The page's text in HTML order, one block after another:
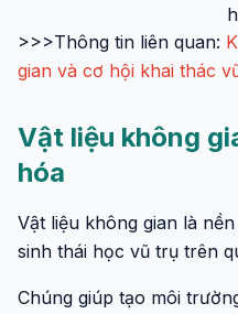
>>>Thông tin liên quan:
gian và cơ hội khai thác
Vật liệu không
hóa
Vật liệu không gian là
sinh thái học vũ trụ trên
Chúng giúp tạo môi